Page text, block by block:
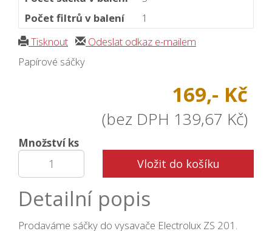
Počet filtrů v balení
1
Tisknout
Odeslat odkaz e-mailem
Papírové sáčky
169,- Kč
(bez DPH 139,67 Kč)
Množství ks
Vložit do košíku
Detailní popis
Prodaváme sáčky do vysavače Electrolux ZS 201.